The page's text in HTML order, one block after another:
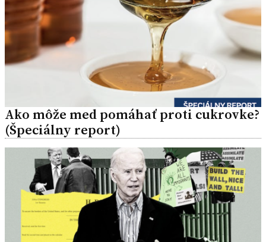
Ako môže med pomáhať proti cukrovke?
(Špeciálny report)